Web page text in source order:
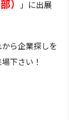
） 」に出展
ら企業探しを
下さい！